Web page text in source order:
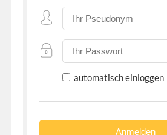
automatisch einloggen